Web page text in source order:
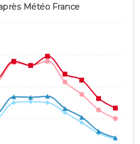
Météo France